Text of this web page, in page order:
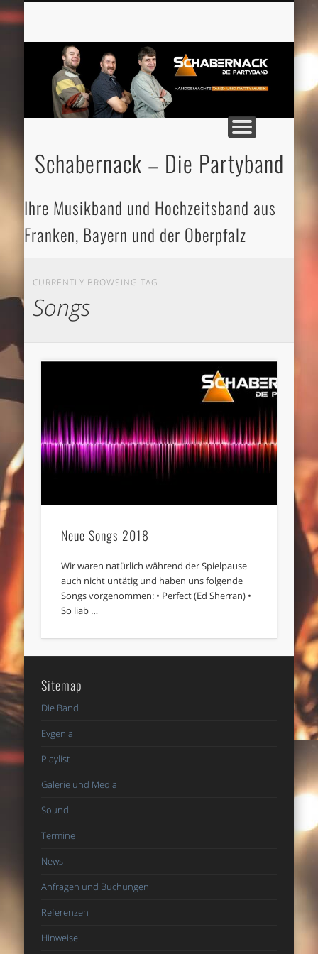
Schabernack – Die Partyband
Ihre Musikband und Hochzeitsband aus
Franken, Bayern und der Oberpfalz
CURRENTLY BROWSING TAG
Songs
Neue Songs 2018
Wir waren natürlich während der Spielpause
auch nicht untätig und haben uns folgende
Songs vorgenommen: • Perfect (Ed Sherran) •
So liab …
Sitemap
Die Band
Evgenia
Playlist
Galerie und Media
Sound
Termine
News
Anfragen und Buchungen
Referenzen
Hinweise